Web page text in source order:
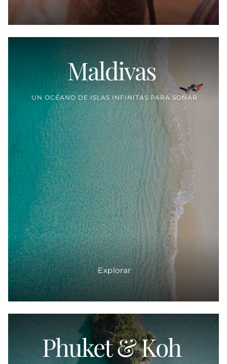
Proveedor: Maldivas
UN OCÉANO DE ISLAS INFINITAS PARA SOÑAR
Explorar
Proveedor:Phuket & Koh